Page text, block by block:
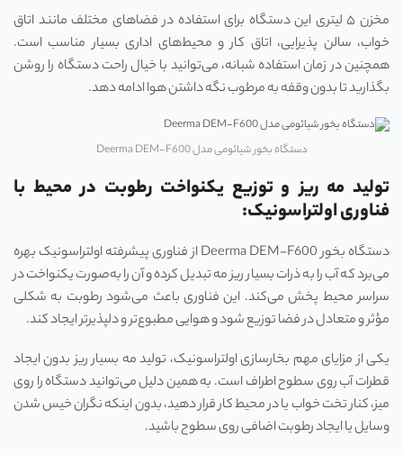
مخزن ۵ لیتری این دستگاه برای استفاده در فضاهای مختلف مانند اتاق
خواب، سالن پذیرایی، اتاق کار و محیط‌های اداری بسیار مناسب است.
همچنین در زمان استفاده شبانه، می‌توانید با خیال راحت دستگاه را روشن
بگذارید تا بدون وقفه به مرطوب نگه داشتن هوا ادامه دهد.
دستگاه بخور شیائومی مدل Deerma DEM-F600
تولید مه ریز و توزیع یکنواخت رطوبت در محیط با
فناوری اولتراسونیک:
دستگاه بخور Deerma DEM-F600 از فناوری پیشرفته اولتراسونیک بهره
می‌برد که آب را به ذرات بسیار ریز مه تبدیل کرده و آن را به‌صورت یکنواخت در
سراسر محیط پخش می‌کند. این فناوری باعث می‌شود رطوبت به شکلی
مؤثر و متعادل در فضا توزیع شود و هوایی مطبوع‌تر و دلپذیرتر ایجاد کند.
یکی از مزایای مهم بخارسازی اولتراسونیک، تولید مه بسیار ریز بدون ایجاد
قطرات آب روی سطوح اطراف است. به همین دلیل می‌توانید دستگاه را روی
میز، کنار تخت خواب یا در محیط کار قرار دهید، بدون اینکه نگران خیس شدن
وسایل یا ایجاد رطوبت اضافی روی سطوح باشید.